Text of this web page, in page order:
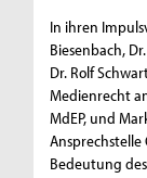
In ihren
Biesenbach,
Dr. Rolf
Medienrecht
MdEP, und
Ansprechstelle
Bedeutung